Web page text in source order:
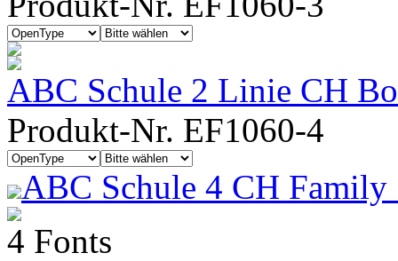
ABC Schule 2 Linie CH
Produkt-Nr. EF1060-4
ABC Schule 4 CH Family
4 Fonts